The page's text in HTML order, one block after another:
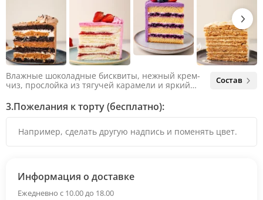
Влажные шоколадные бисквиты, нежный крем-
чиз, прослойка из тягучей карамели и яркий
яркий вкус шоколада и тягучей карамели, не
оставляя ни единого шанса остаться
Состав
3.Пожелания к торту (бесплатно):
Информация о доставке
Ежедневно с 10.00 до 18.00